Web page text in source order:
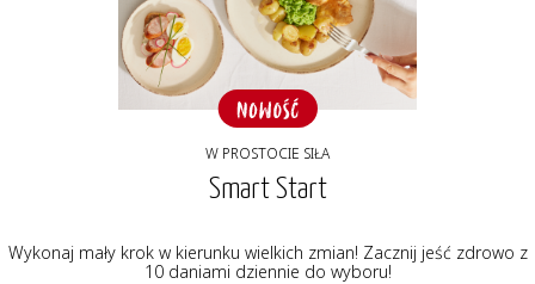
W PROSTOCIE SIŁA
Smart Start
Wykonaj mały krok w kierunku wielkich zmian! Zacznij jeść zdrowo z
10 daniami dziennie do wyboru!